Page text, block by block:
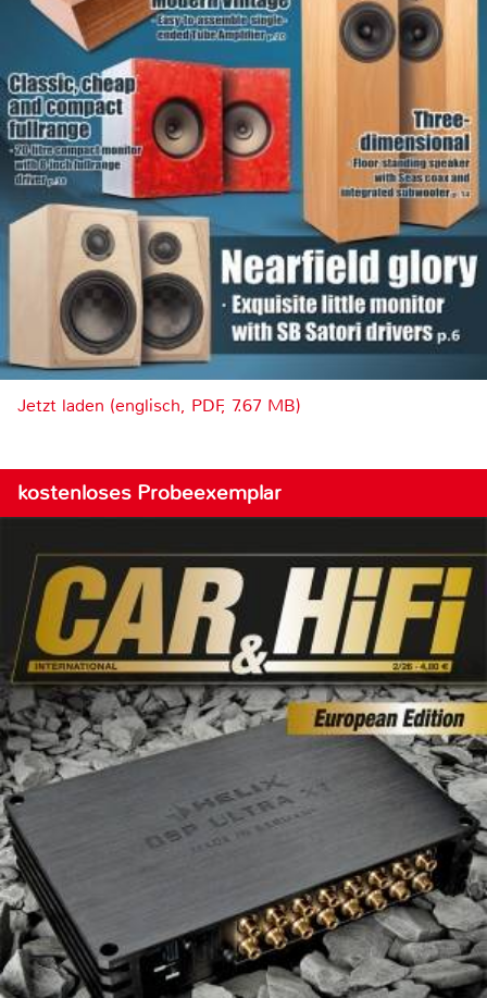
Jetzt laden (englisch, PDF, 7.67 MB)
kostenloses Probeexemplar